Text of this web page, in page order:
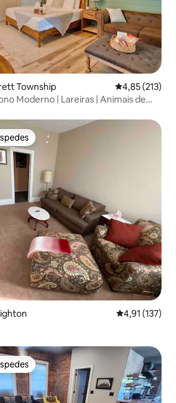
Township 4,85 de uma
4,85 (213)
Moderno | Lareiras | Animais de
dos hóspedes
4,91 de uma
4,91 (137)
dos hóspedes